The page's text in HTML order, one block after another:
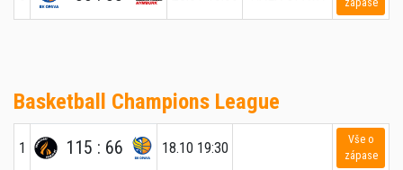
zápase
Basketball Champions League
1 115 : 66 18.10 19:30
Vše o
zápase